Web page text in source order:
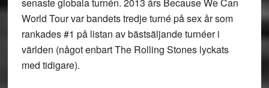
World Tour var bandets tredje turné på sex år som
rankades #1 på listan av bästsäljande turnéer i
världen (något enbart The Rolling Stones lyckats
med tidigare).